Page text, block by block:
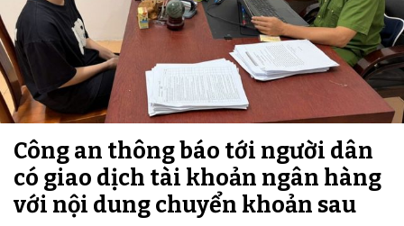
Công an thông báo tới người dân
có giao dịch tài khoản ngân hàng
với nội dung chuyển khoản sau